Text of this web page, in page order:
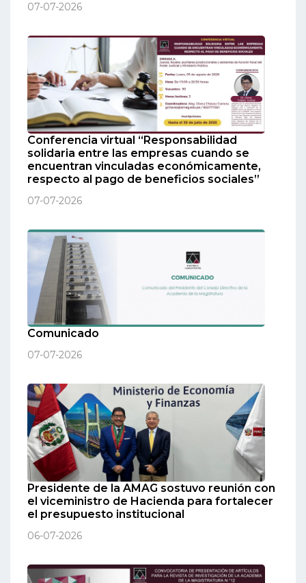
07-07-2026
Conferencia virtual “Responsabilidad
solidaria entre las empresas cuando se
encuentran vinculadas económicamente,
respecto al pago de beneficios sociales”
07-07-2026
Comunicado
07-07-2026
Presidente de la AMAG sostuvo reunión con
el viceministro de Hacienda para fortalecer
el presupuesto institucional
06-07-2026